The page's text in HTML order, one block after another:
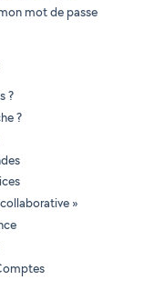
mot de passe
?
?
»